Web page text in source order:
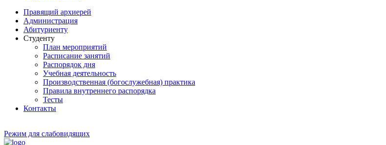
Правящий архиерей
Администрация
Абитуриенту
Студенту
План мероприятий
Расписание занятий
Распорядок дня
Учебная деятельность
Производственная (богослужебная) практика
Правила внутреннего распорядка
Тесты
Контакты
Режим для слабовидящих